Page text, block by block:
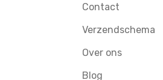
Contact
Verzendschema
Over ons
Blog